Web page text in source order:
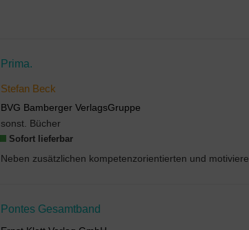
Prima.
Stefan Beck
BVG Bamberger VerlagsGruppe
sonst. Bücher
Sofort lieferbar
Pontes Gesamtband